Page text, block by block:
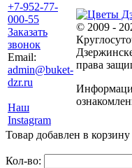
+7-952-77-
000-55
Заказать
звонок
Email:
admin@buket-
dzr.ru
Наш
Instagram
© 2009 -
права
Товар добавлен в корзину
Кол-во: